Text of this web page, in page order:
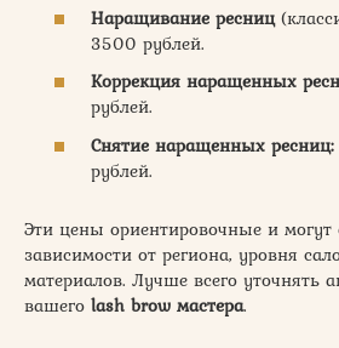
Наращивание ресниц
3500 рублей.
Коррекция наращенных
рублей.
Снятие наращенных ресниц:
рублей.
Эти цены ориентировочные и могут
зависимости от региона, уровня
материалов. Лучше всего уточнять
вашего lash brow мастера.